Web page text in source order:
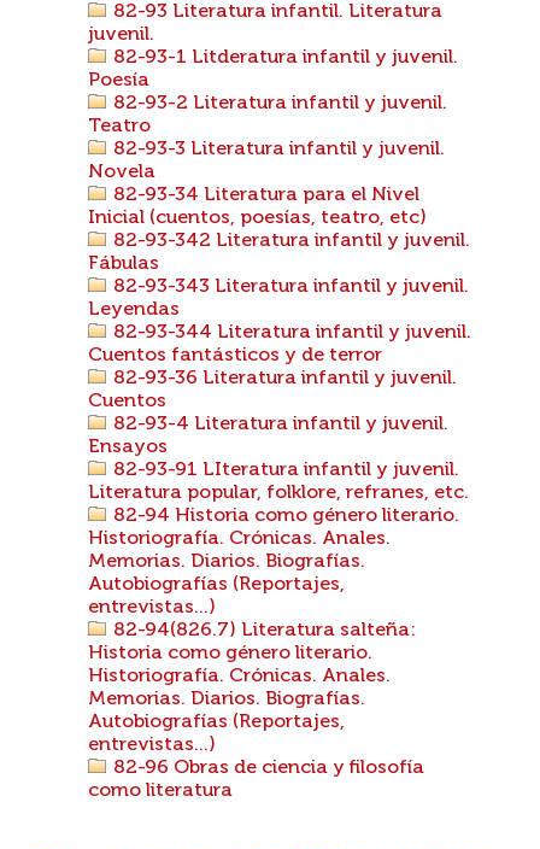
82-93 Literatura infantil. Literatura
juvenil.
82-93-1 Litderatura infantil y juvenil.
Poesía
82-93-2 Literatura infantil y juvenil.
Teatro
82-93-3 Literatura infantil y juvenil.
Novela
82-93-34 Literatura para el Nivel
Inicial (cuentos, poesías, teatro, etc)
82-93-342 Literatura infantil y juvenil.
Fábulas
82-93-343 Literatura infantil y juvenil.
Leyendas
82-93-344 Literatura infantil y juvenil.
Cuentos fantásticos y de terror
82-93-36 Literatura infantil y juvenil.
Cuentos
82-93-4 Literatura infantil y juvenil.
Ensayos
82-93-91 LIteratura infantil y juvenil.
Literatura popular, folklore, refranes, etc.
82-94 Historia como género literario.
Historiografía. Crónicas. Anales.
Memorias. Diarios. Biografías.
Autobiografías (Reportajes,
entrevistas...)
82-94(826.7) Literatura salteña:
Historia como género literario.
Historiografía. Crónicas. Anales.
Memorias. Diarios. Biografías.
Autobiografías (Reportajes,
entrevistas...)
82-96 Obras de ciencia y filosofía
como literatura